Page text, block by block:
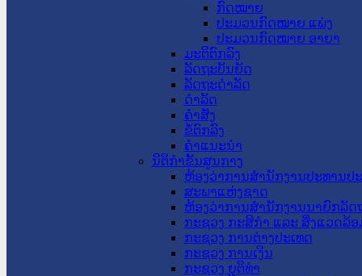
ກົດໝາຍ
ປະມວນກົດໝາຍ ແພ່ງ
ປະມວນກົດໝາຍ ອາຍາ
ມະຕິຕົກລົງ
ລັດຖະບັນຍັດ
ລັດຖະດໍາລັດ
ດໍາລັດ
ຄໍາສັ່ງ
ຂໍ້ຕົກລົງ
ຄໍາແນະນໍາ
ນິຕິກຳຂັ້ນສູນກາງ
ຫ້ອງວ່າການສໍານັກງານປະທານປ
ສະພາແຫ່ງຊາດ
ຫ້ອງວ່າການສຳນັກງານນາຍົກລັດ
ກະຊວງ ກະສິກຳ ແລະ ສິ່ງແວດລ້ອ
ກະຊວງ ການຕ່າງປະເທດ
ກະຊວງ ການເງິນ
ກະຊວງ ຍຸຕິທໍາ